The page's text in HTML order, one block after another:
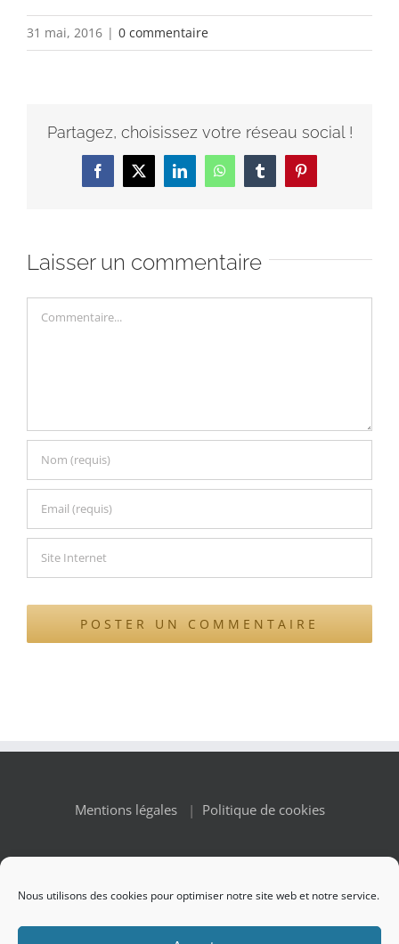
Nous utilisons des cookies pour optimiser notre site web et notre service.
31 mai, 2016 | 0 commentaire
Partagez, choisissez votre réseau social !
Facebook
X LinkedInWhatsAppTumblrPinterest
Laisser un commentaire
Commentaire
Mentions légales| Politique de cookies